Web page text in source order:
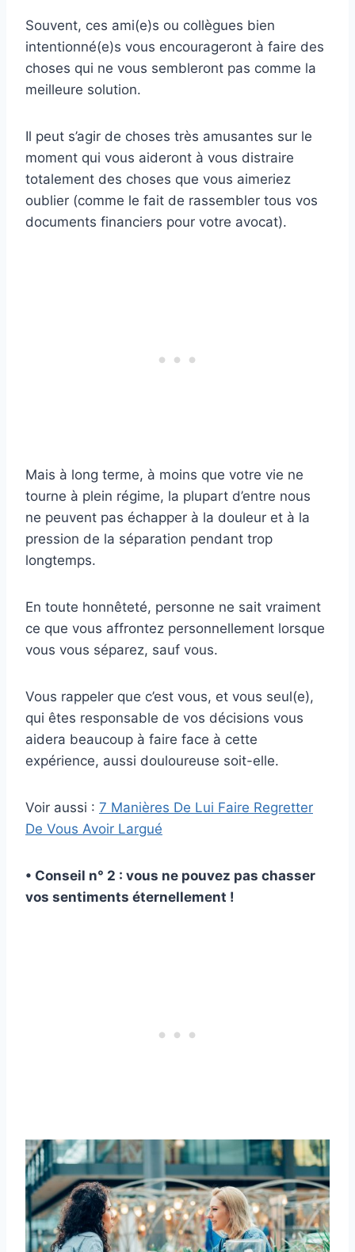
Souvent, ces ami(e)s ou collègues bien
intentionné(e)s vous encourageront à faire des
choses qui ne vous sembleront pas comme la
meilleure solution.
Il peut s’agir de choses très amusantes sur le
moment qui vous aideront à vous distraire
totalement des choses que vous aimeriez
oublier (comme le fait de rassembler tous vos
documents financiers pour votre avocat).
Mais à long terme, à moins que votre vie ne
tourne à plein régime, la plupart d’entre nous
ne peuvent pas échapper à la douleur et à la
pression de la séparation pendant trop
longtemps.
En toute honnêteté, personne ne sait vraiment
ce que vous affrontez personnellement lorsque
vous vous séparez, sauf vous.
Vous rappeler que c’est vous, et vous seul(e),
qui êtes responsable de vos décisions vous
aidera beaucoup à faire face à cette
expérience, aussi douloureuse soit-elle.
Voir aussi : 7 Manières De Lui Faire Regretter
De Vous Avoir Largué
• Conseil n° 2 : vous ne pouvez pas chasser
vos sentiments éternellement !